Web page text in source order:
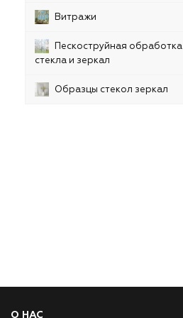
Витражи
Пескоструйная обработка
стекла и зеркал
Образцы стекол зеркал
О НАС